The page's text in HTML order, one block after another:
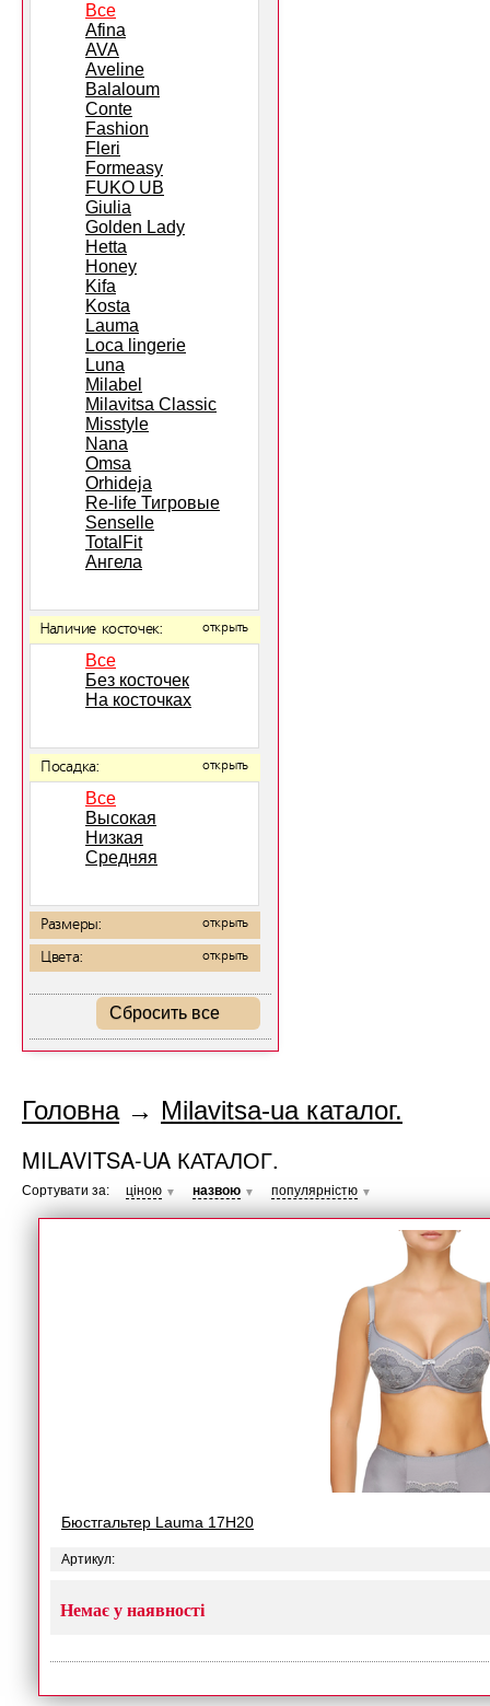
Все
Afina
AVA
Aveline
Balaloum
Conte
Fashion
Fleri
Formeasy
FUKO UB
Giulia
Golden Lady
Hetta
Honey
Kifa
Kosta
Lauma
Loca lingerie
Luna
Milabel
Milavitsa Classic
Misstyle
Nana
Omsa
Orhideja
Re-life Тигровые
Senselle
TotalFit
Ангела
Наличие косточек: открыть
Все
Без косточек
На косточках
Посадка: открыть
Все
Высокая
Низкая
Средняя
Размеры: открыть
Цвета: открыть
Сбросить все
Головна→ Milavitsa-ua каталог.
MILAVITSA-UA КАТАЛОГ.
Сортувати за: ціною ▼ назвою ▼ популярністю ▼
Бюстгальтер Lauma 17H20
Артикул:
Немає у наявності